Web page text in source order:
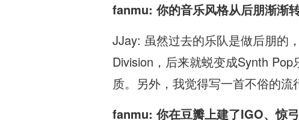
fanmu: 你的音乐风格从后朋渐渐
JJay: 虽然过去的乐队是做后朋的
Division，后来就蜕变成Synth
质。另外，我觉得写一首不俗的流
fanmu: 你在豆瓣上建了IGO、惊